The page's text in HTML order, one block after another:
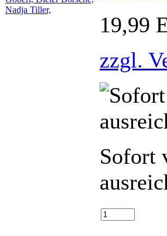
19,99
zzgl.
Sofort